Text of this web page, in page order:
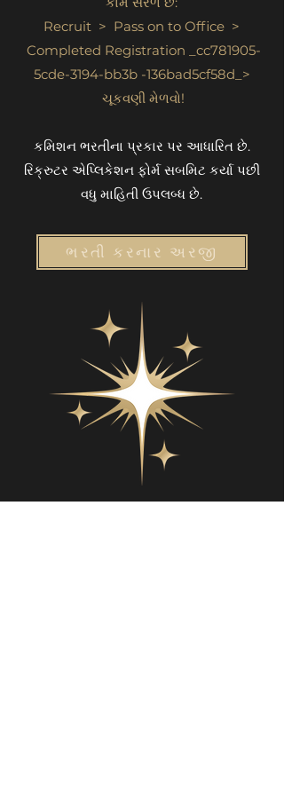
Recruit > Pass on to Office >
Completed Registration _cc781905-
5cde-3194-bb3b -136bad5cf58d_>
ચૂકવણી મેળવો!
કમિશન ભરતીના પ્રકાર પર આધારિત છે.
રિક્રુટર એપ્લિકેશન ફોર્મ સબમિટ કર્યા પછી
વધુ માહિતી ઉપલબ્ધ છે.
ભરતી કરનાર અરજી